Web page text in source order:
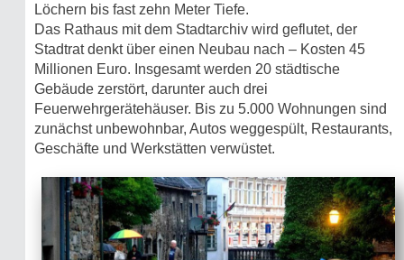
Löchern bis fast zehn Meter Tiefe.
Das Rathaus mit dem Stadtarchiv wird geflutet, der
Stadtrat denkt über einen Neubau nach – Kosten 45
Millionen Euro. Insgesamt werden 20 städtische
Gebäude zerstört, darunter auch drei
Feuerwehrgerätehäuser. Bis zu 5.000 Wohnungen sind
zunächst unbewohnbar, Autos weggespült, Restaurants,
Geschäfte und Werkstätten verwüstet.